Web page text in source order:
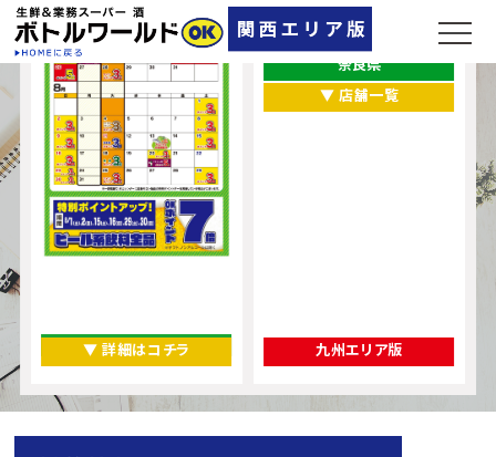
▼ 詳細はコチラ
兵庫県
大阪府
奈良県
▼ 店舗一覧
九州エリア版